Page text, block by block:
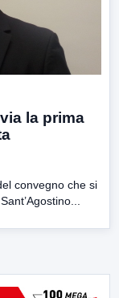
la prima
convegno che si